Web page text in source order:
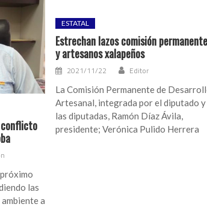
conflicto
las
a
ESTATAL
Estrechan lazos comisión
y artesanos xalapeños
2021/11/22 Editor
La Comisión Permanente de
Artesanal, integrada por el diputado y
las diputadas, Ramón Díaz Ávila,
presidente; Verónica Pulido Herrera